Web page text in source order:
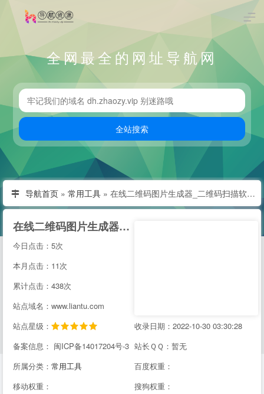
全网最全的网址导航网
导航首页 » 常用工具 » 在线二维码图片生成器_二维码扫描软件下载_联图二维码
在线二维码图片生成器_二维码扫描软件下载_联图二维码
今日点击：5次
本月点击：11次
累计点击：438次
站点域名：www.liantu.com
站点星级：
收录日期：2022-10-30 03:30:28
备案信息： 闽ICP备14017204号-3 站长ＱＱ：暂无
所属分类： 常用工具
百度权重：
移动权重：
搜狗权重：